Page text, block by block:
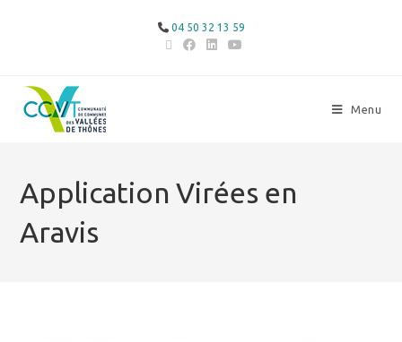
04 50 32 13 59
Menu
Application Virées en
Aravis